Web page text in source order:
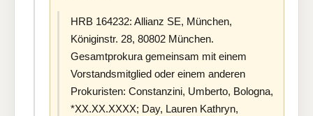
HRB 164232: Allianz SE, München,
Königinstr. 28, 80802 München.
Gesamtprokura gemeinsam mit einem
Vorstandsmitglied oder einem anderen
Prokuristen: Constanzini, Umberto, Bologna,
*XX.XX.XXXX; Day, Lauren Kathryn,